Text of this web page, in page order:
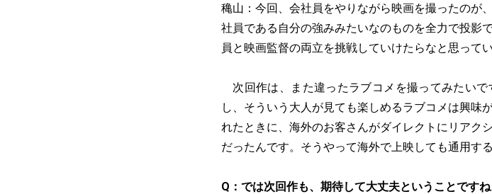
穐山：今回、会社員をやりながら映画を撮ったのが
社員である自分の強みみたいなのものを全力で投影
員と映画監督の両立を挑戦していけたらなと思ってい
次回作は、また違ったラブコメを撮ってみたい
し、そういう大人が見ても楽しめるラブコメは興味
れたときに、海外のお客さんがダイレクトにリアク
だったんです。そうやって海外で上映しても通用す
Q：では次回作も、期待して大丈夫ということですね